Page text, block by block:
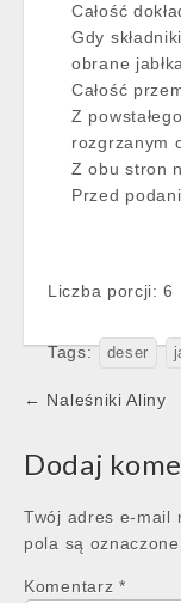
Całość
Gdy
obrane
Całość
Z
rozgrzanym
Z obu stron
Przed
Liczba porcji: 6
Tags: deser
Post
← Naleśniki Aliny
Dodaj
Twój adres e-mail
pola są oznaczone
Komentarz *